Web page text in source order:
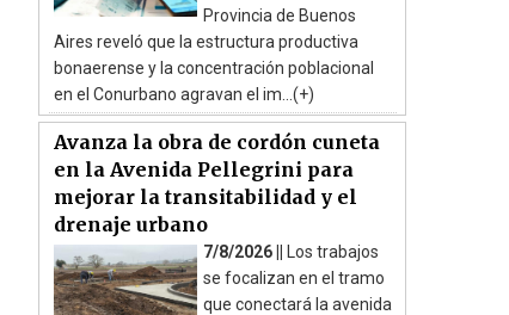
Provincia de Buenos
Aires reveló que la estructura productiva
bonaerense y la concentración poblacional
en el Conurbano agravan el im...(+)
Avanza la obra de cordón cuneta
en la Avenida Pellegrini para
mejorar la transitabilidad y el
drenaje urbano
7/8/2026 ||
Los trabajos
se focalizan en el tramo
que conectará la avenida